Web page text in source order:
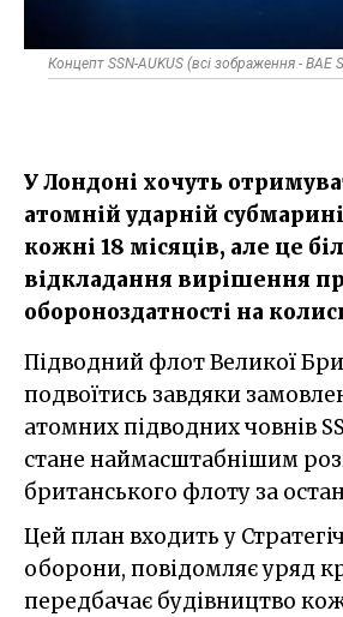
Концепт SSN-AUKUS (всі зображення - BAE
У Лондоні хочуть
атомній ударній
кожні 18 місяців, але це
відкладання вирішення
обороноздатності на
Підводний флот Великої Британії має
подвоїтись завдяки
атомних підводних човнів
стане наймасштабнішим
британського флоту за
Цей план входить у
оборони, повідомляє уряд
передбачає будівництво